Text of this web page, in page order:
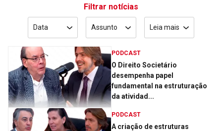
Filtrar notícias
Data Assunto Leia mais
PODCAST
O Direito Societário
desempenha papel
fundamental na estruturação
da atividad...
PODCAST
A criação de estruturas